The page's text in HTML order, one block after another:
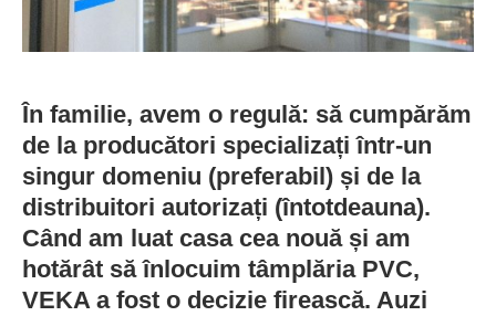
În familie, avem o regulă: să cumpărăm
de la producători specializați într-un
singur domeniu (preferabil) și de la
distribuitori autorizați (întotdeauna).
Când am luat casa cea nouă și am
hotărât să înlocuim tâmplăria PVC,
VEKA a fost o decizie firească. Auzi